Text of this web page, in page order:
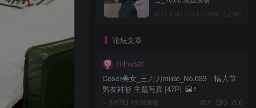
11月16日 23:10 100W+人已阅读
论坛文章
ztdha520
Coser美女_三刀刀miido_No.033 – 情人节
男友衬衫 主题写真 [47P]
5
8月7日 19:03发布 1 0 0